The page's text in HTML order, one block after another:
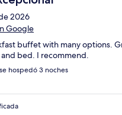
2026
Google
buffet with many options.
bed. I recommend.
hospedó 3 noches